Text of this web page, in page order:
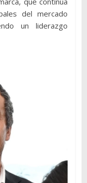
del mercado
un liderazgo